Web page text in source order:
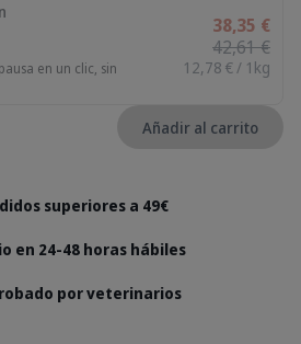
en un clic, sin
38,35 €
42,61 €
12,78 € / 1kg
Añadir al carrito
superiores a 49€
en 24-48 horas hábiles
por veterinarios